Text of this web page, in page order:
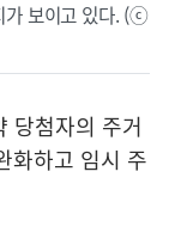
가 보이고 있다. (ⓒ
당첨자의 주거
화하고 임시 주